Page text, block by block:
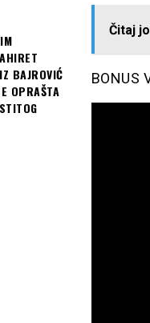
Čitaj
BONUS
BAJROVIĆ
OPRAŠTA